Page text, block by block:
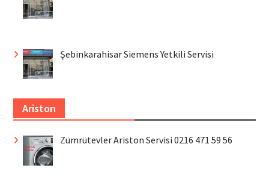
Şebinkarahisar Siemens Yetkili Servisi
Ariston
Zümrütevler Ariston Servisi 0216 471 59 56